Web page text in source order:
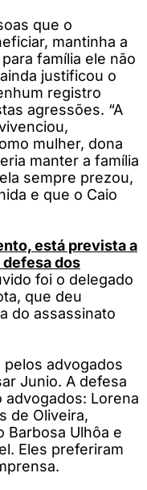
que o
mantinha a
família ele não
justificou o
registro
agressões. “A
mulher, dona
manter a família
sempre prezou,
e que o Caio
está prevista a
dos
foi o delegado
que deu
do assassinato
advogados
Junio. A defesa
Lorena
de Oliveira,
Barbosa Ulhôa e
Eles preferiram